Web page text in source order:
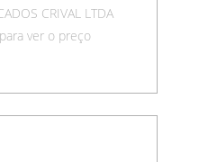
CRIVAL LTDA
ver o preço